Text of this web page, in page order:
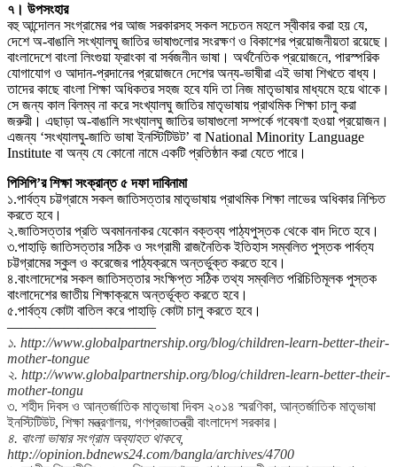
৭। উপসংহার
বহু আন্দোলন সংগ্রামের পর আজ সরকারসহ সকল সচেতন মহলে স্বীকার করা হয় যে,
দেশে অ-বাঙালি সংখ্যালঘু জাতির ভাষাগুলোর সংরক্ষণ ও বিকাশের প্রয়োজনীয়তা রয়েছে।
বাংলাদেশে বাংলা লিংগুয়া ফ্রাংকা বা সর্বজনীন ভাষা। অর্থনৈতিক প্রয়োজনে, পারস্পরিক
যোগাযোগ ও আদান-প্রদানের প্রয়োজনে দেশের অন্য-ভাষীরা এই ভাষা শিখতে বাধ্য।
তাদের কাছে বাংলা শিক্ষা অধিকতর সহজ হবে যদি তা নিজ মাতৃভাষার মাধ্যমে হয়ে থাকে।
সে জন্য কাল বিলম্ব না করে সংখ্যালঘু জাতির মাতৃভাষায় প্রাথমিক শিক্ষা চালু করা
জরুরী। এছাড়া অ-বাঙালি সংখ্যালঘু জাতির ভাষাগুলো সম্পর্কে গবেষণা হওয়া প্রয়োজন।
এজন্য ‘সংখ্যালঘু-জাতি ভাষা ইনস্টিটিউট’ বা National Minority Language
Institute বা অন্য যে কোনো নামে একটি প্রতিষ্ঠান করা যেতে পারে।
পিসিপি’র শিক্ষা সংক্রান্ত ৫ দফা দাবিনামা
১.পার্বত্য চট্টগ্রামে সকল জাতিসত্তার মাতৃভাষায় প্রাথমিক শিক্ষা লাভের অধিকার নিশ্চিত
করতে হবে।
২.জাতিসত্তার প্রতি অবমাননাকর যেকোন বক্তব্য পাঠ্যপুস্তক থেকে বাদ দিতে হবে।
৩.পাহাড়ি জাতিসত্তার সঠিক ও সংগ্রামী রাজনৈতিক ইতিহাস সম্বলিত পুস্তক পার্বত্য
চট্টগ্রামের স্কুল ও করেজের পাঠ্যক্রমে অন্তর্ভুক্ত করতে হবে।
৪.বাংলাদেশের সকল জাতিসত্তার সংক্ষিপ্ত সঠিক তথ্য সম্বলিত পরিচিতিমূলক পুস্তক
বাংলাদেশের জাতীয় শিক্ষাক্রমে অন্তর্ভূক্ত করতে হবে।
৫.পার্বত্য কোটা বাতিল করে পাহাড়ি কোটা চালু করতে হবে।
——————————–
১. http://www.globalpartnership.org/blog/children-learn-better-their-
mother-tongue
২. http://www.globalpartnership.org/blog/children-learn-better-their-
mother-tongu
৩. শহীদ দিবস ও আন্তর্জাতিক মাতৃভাষা দিবস ২০১৪ স্মরণিকা, আন্তর্জাতিক মাতৃভাষা
ইনস্টিটিউট, শিক্ষা মন্ত্রণালয়, গণপ্রজাতন্ত্রী বাংলাদেশ সরকার।
৪. বাংলা ভাষার সংগ্রাম অব্যাহত থাকবে,
http://opinion.bdnews24.com/bangla/archives/4700